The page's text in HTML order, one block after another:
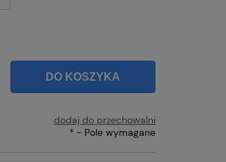
DO KOSZYKA
dodaj do przechowalni
* - Pole wymagane